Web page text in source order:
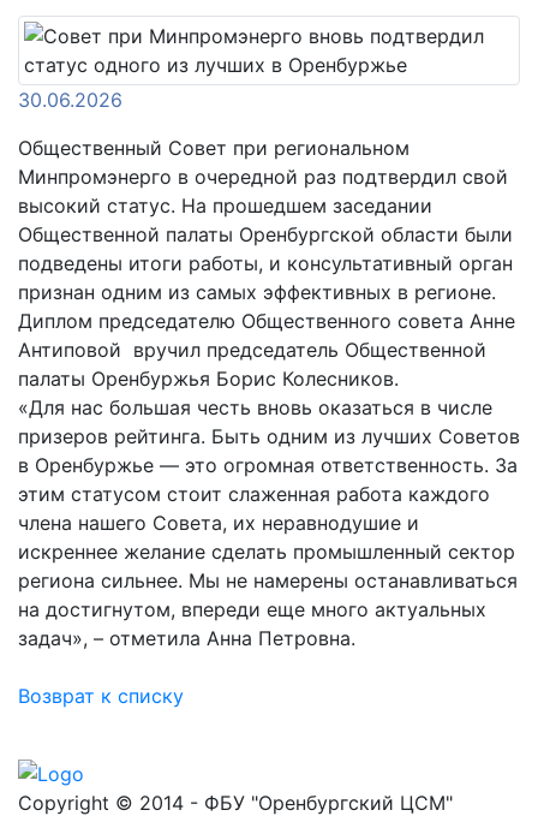
30.06.2026
Общественный Совет при региональном
Минпромэнерго в очередной раз подтвердил свой
высокий статус. На прошедшем заседании
Общественной палаты Оренбургской области были
подведены итоги работы, и консультативный орган
признан одним из самых эффективных в регионе.
Диплом председателю Общественного совета Анне
Антиповой вручил председатель Общественной
палаты Оренбуржья Борис Колесников.
«Для нас большая честь вновь оказаться в числе
призеров рейтинга. Быть одним из лучших Советов
в Оренбуржье — это огромная ответственность. За
этим статусом стоит слаженная работа каждого
члена нашего Совета, их неравнодушие и
искреннее желание сделать промышленный сектор
региона сильнее. Мы не намерены останавливаться
на достигнутом, впереди еще много актуальных
задач», – отметила Анна Петровна.
Возврат к списку
Copyright © 2014 - ФБУ "Оренбургский ЦСМ"